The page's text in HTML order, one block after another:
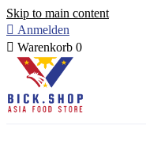
Skip to main content
 Anmelden
 Warenkorb 0